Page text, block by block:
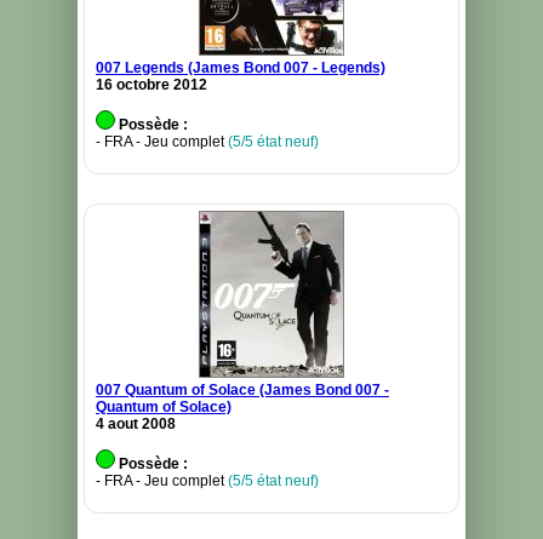
007 Legends (James Bond 007 - Legends)
16 octobre 2012
Possède :
- FRA - Jeu complet(5/5 état neuf)
007 Quantum of Solace (James Bond 007 -
Quantum of Solace)
4 aout 2008
Possède :
- FRA - Jeu complet(5/5 état neuf)